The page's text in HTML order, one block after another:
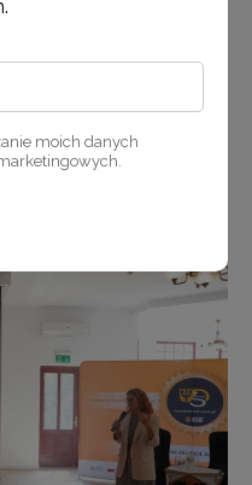
ekspertki ORE
moich danych